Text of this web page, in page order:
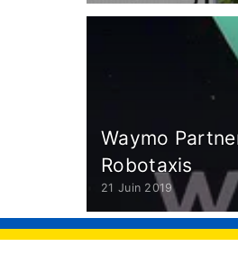
Waymo
Robotaxis
21 Juin 2019